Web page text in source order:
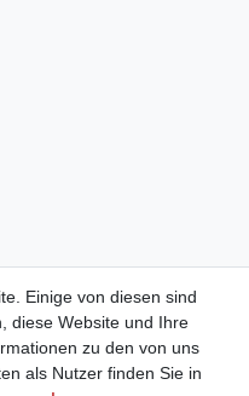
Einige von diesen sind
diese Website und Ihre
zu den von uns
als Nutzer finden Sie in